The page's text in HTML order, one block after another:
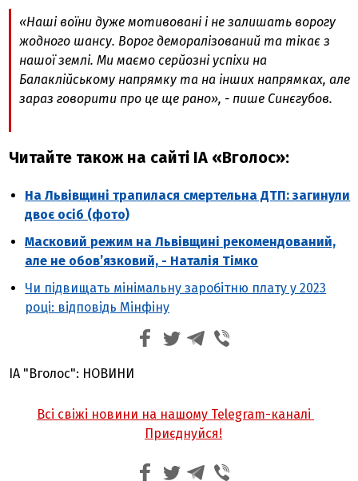
«Наші воїни дуже мотивовані і не залишать ворогу
жодного шансу. Ворог деморалізований та тікає з
нашої землі. Ми маємо серйозні успіхи на
Балаклійському напрямку та на інших напрямках, але
зараз говорити про це ще рано», - пише Синєгубов.
Читайте також на сайті ІА «Вголос»:
На Львівщині трапилася смертельна ДТП: загинули
двоє осіб (фото)
Масковий режим на Львівщині рекомендований,
але не обов’язковий, - Наталія Тімко
Чи підвищать мінімальну заробітню плату у 2023
році: відповідь Мінфіну
ІА "Вголос": НОВИНИ
Всі свіжі новини на нашому Telegram-каналі
Приєднуйся!